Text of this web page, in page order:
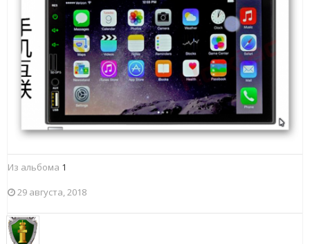
Из альбома 1
29 августа, 2018